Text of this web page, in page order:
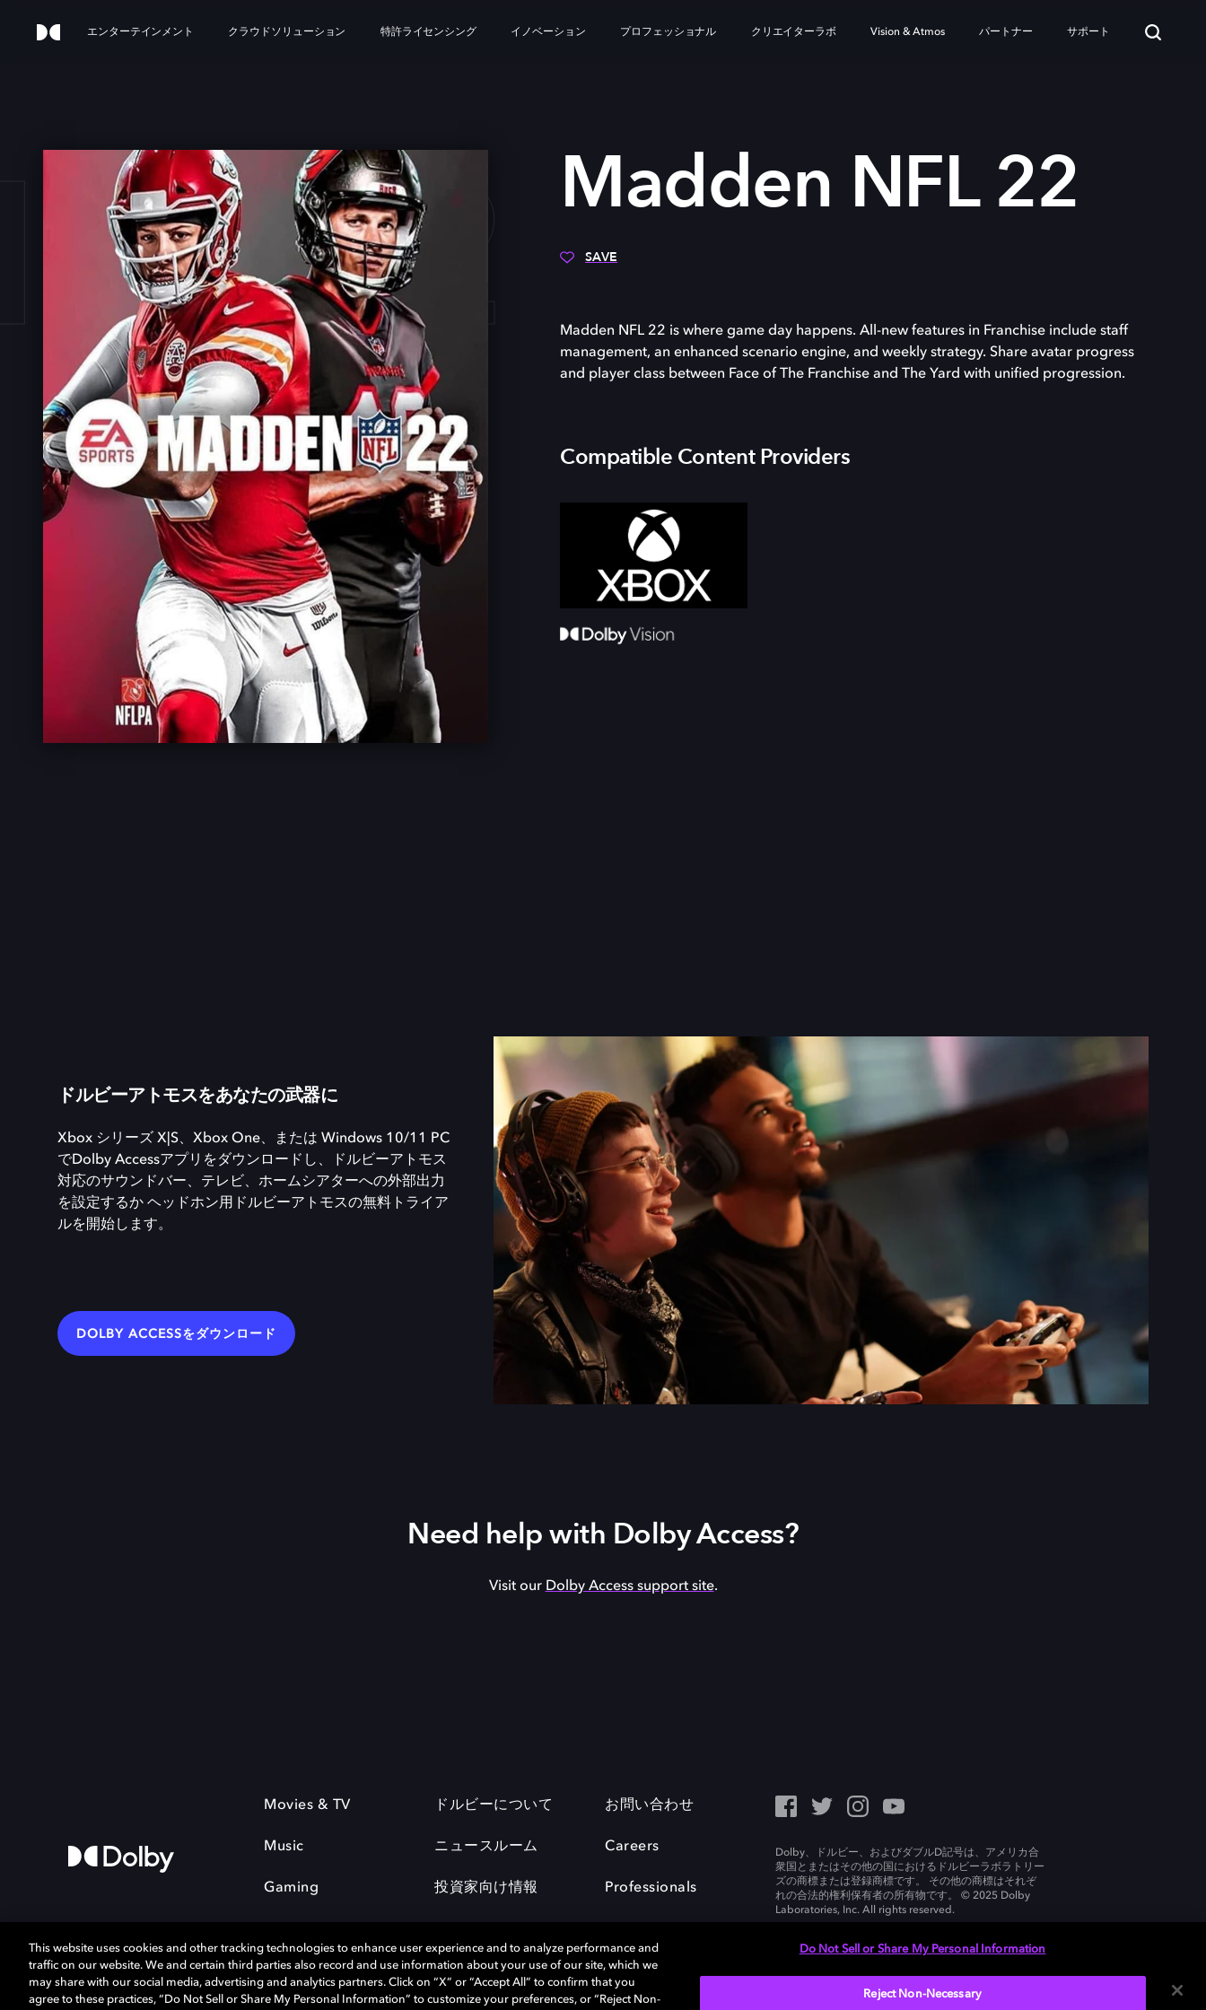
エンターテインメント クラウドソリューション 特許ライセンシング イノベーション プロフェッショナル クリエイターラボ Vision & Atmos パートナー サポート
22 Madden NFL 22
SAVE
Madden NFL 22 is where game day happens. All-new features in Franchise include staff
management, an enhanced scenario engine, and weekly strategy. Share avatar progress
and player class between Face of The Franchise and The Yard with unified progression.
Compatible Content Providers
ドルビーアトモスをあなたの武器に
Xbox シリーズ X|S、Xbox One、または Windows 10/11 PC
でDolby Accessアプリをダウンロードし、ドルビーアトモス
対応のサウンドバー、テレビ、ホームシアターへの外部出力
を設定するか ヘッドホン用ドルビーアトモスの無料トライア
ルを開始します。
DOLBY ACCESSをダウンロード
Need help with Dolby Access?
Visit our Dolby Access support site.
Movies & TV
Music
Gaming
ドルビーについて
ニュースルーム
投資家向け情報
お問い合わせ
Careers
Professionals
Dolby、ドルビー、およびダブルD記号は、アメリカ合
衆国とまたはその他の国におけるドルビーラボラトリー
ズの商標または登録商標です。 その他の商標はそれぞ
れの合法的権利保有者の所有物です。 © 2025 Dolby
Laboratories, Inc. All rights reserved.
Cookie Manager
Privacy policy
Responsible Disclosure Policy
Cookie policyEU funding
This website uses cookies and other tracking technologies to enhance user experience and to analyze performance and
traffic on our website. We and certain third parties also record and use information about your use of our site, which we
may share with our social media, advertising and analytics partners. Click on “X” or “Accept All” to confirm that you
agree to these practices, “Do Not Sell or Share My Personal Information” to customize your preferences, or “Reject Non-
Do Not Sell or Share My Personal Information
Reject Non-Necessary